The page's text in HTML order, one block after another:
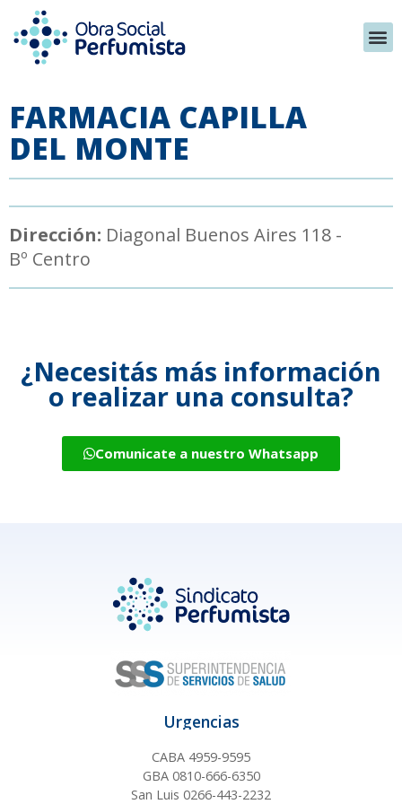
FARMACIA CAPILLA
DEL MONTE
Dirección: Diagonal Buenos Aires 118 -
Bº Centro
¿Necesitás más información
o realizar una consulta?
Comunicate a nuestro Whatsapp
Urgencias
CABA 4959-9595
GBA 0810-666-6350
San Luis 0266-443-2232